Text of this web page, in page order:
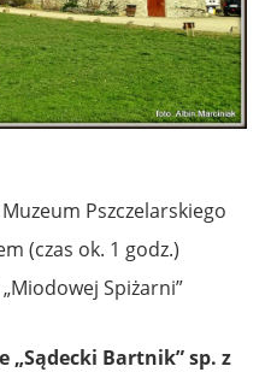
Pszczelarskiego
(czas ok. 1 godz.)
Spiżarni”
„Sądecki Bartnik” sp. z